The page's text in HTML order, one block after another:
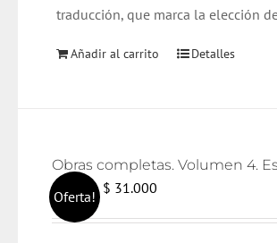
traducción, que marca la elección
Añadir al carrito Detalles
Oferta!
$32.000 El
$ 31.000El